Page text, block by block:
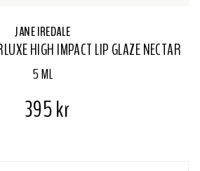
JANE IREDALE
HIGH IMPACT LIP GLAZE NECTAR
5 ML
395 kr